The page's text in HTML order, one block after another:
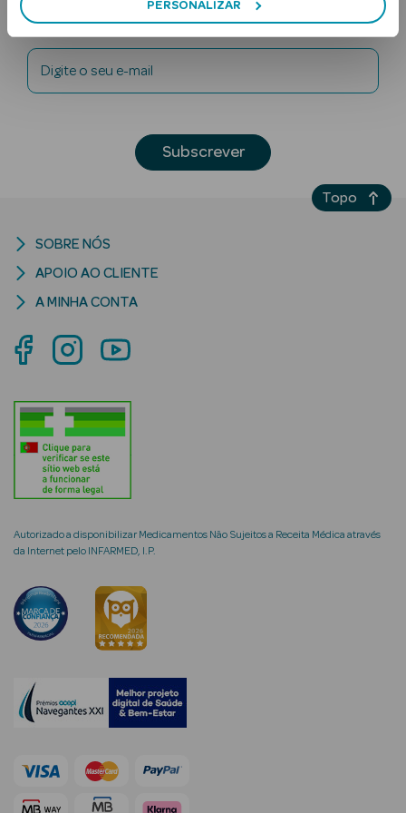
PERSONALIZAR
Corpo
Rosto
Solares Bebé e
Cosmética
Rosto
Hidratantes
Séruns Faciais
Anti-
envelhecimento
Newsletter
Digite o seu e-mail
Subscrever
Autorizado a disponibilizar Medicamentos Não Sujeitos a Receita Médica através
da Internet pelo INFARMED, I.P.
SOBRE NÓS
APOIO AO CLIENTE
A MINHA CONTA
Topo